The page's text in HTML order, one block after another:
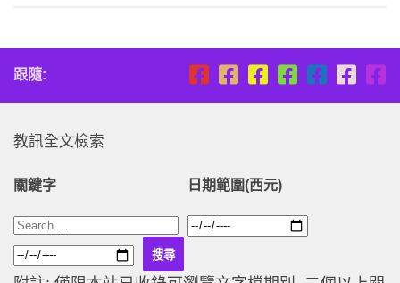
跟隨:
教訊全文檢索
關鍵字 日期範圍(西元)